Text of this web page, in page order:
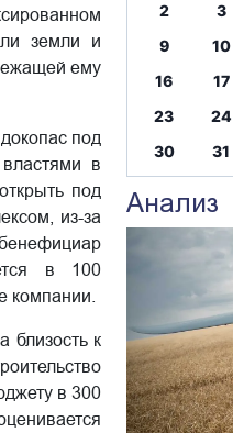
земли и
ему
под
в
под
из-за
в 100
компании.
к
в 300
2
3
9
10
16
17
23
24
30
31
Анализ